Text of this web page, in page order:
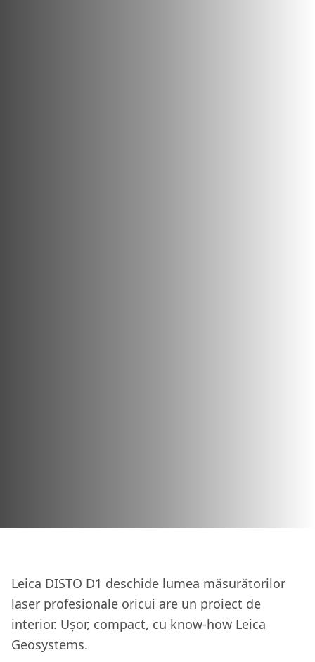
Leica DISTO D1 deschide lumea măsurătorilor
laser profesionale oricui are un proiect de
interior. Ușor, compact, cu know-how Leica
Geosystems.